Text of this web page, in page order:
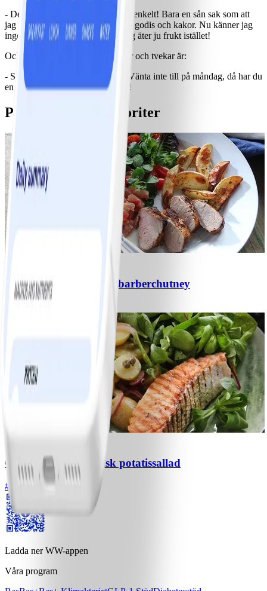
- Det hela är för mig nästan löjligt enkelt! Bara en sån sak som att
jag inte haft som mål att sluta med godis och kakor. Nu känner jag
inget behov alls av det sockret. Jag äter ju frukt istället!
Och hans bästa tips till de som går och tvekar är:
- Skjut inte på det utan börja nu! Vänta inte till på måndag, då har du
en ännu högre trappa framför dig!
Pers ViktVäktarfavoriter
Grillad fläskfilé med rabarberchutney
Grillad lax med fransk potatissallad
# 15 MIN
Ladda ner WW-appen
Våra program